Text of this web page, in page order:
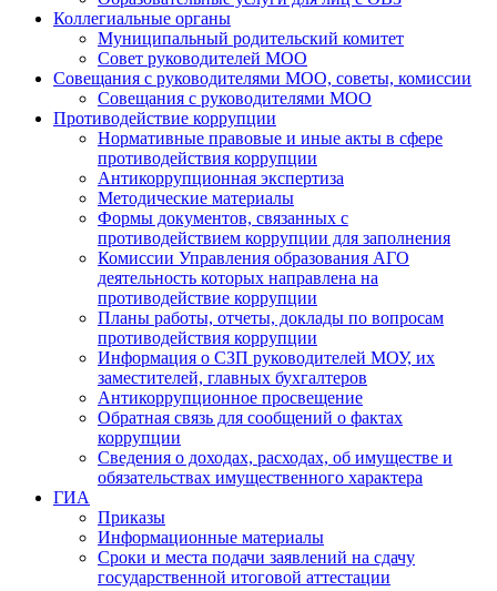
Коллегиальные органы
Муниципальный родительский комитет
Совет руководителей МОО
Совещания с руководителями МОО, советы, комиссии
Совещания с руководителями МОО
Противодействие коррупции
Нормативные правовые и иные акты в сфере
противодействия коррупции
Антикоррупционная экспертиза
Методические материалы
Формы документов, связанных с
противодействием коррупции для заполнения
Комиссии Управления образования АГО
деятельность которых направлена на
противодействие коррупции
Планы работы, отчеты, доклады по вопросам
противодействия коррупции
Информация о СЗП руководителей МОУ, их
заместителей, главных бухгалтеров
Антикоррупционное просвещение
Обратная связь для сообщений о фактах
коррупции
Сведения о доходах, расходах, об имуществе и
обязательствах имущественного характера
ГИА
Приказы
Информационные материалы
Сроки и места подачи заявлений на сдачу
государственной итоговой аттестации